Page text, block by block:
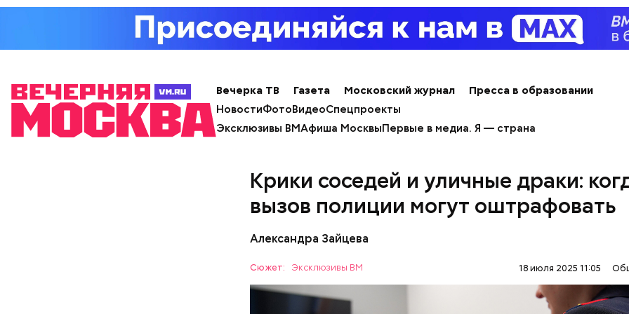
Вечерка ТВ Газета Московский журнал
Пресса в образовании
НовостиФотоВидеоСпецпроекты
Эксклюзивы ВМАфиша МосквыПервые в медиа. Я — страна
Крики соседей и уличные драки:
вызов полиции могут оштрафовать
Александра Зайцева
Сюжет: Эксклюзивы ВМ 18 июля 2025 11:05
кабачок;
помидоры черри либо грунтовые.
Терапевт
продукты и
которые выводят
Ранние плоды, по словам врача, лучше не есть:
Чистит сосуды и
от рака: чем
салат